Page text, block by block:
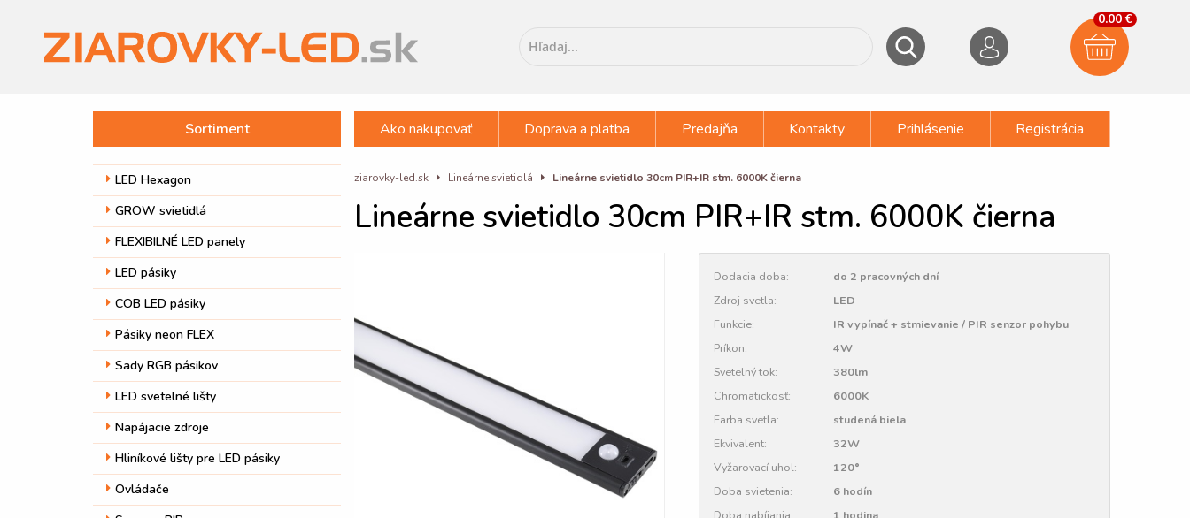
0.00 €
Sortiment
LED Hexagon
GROW svietidlá
FLEXIBILNÉ LED panely
LED pásiky
COB LED pásiky
Pásiky neon FLEX
Sady RGB pásikov
LED svetelné lišty
Napájacie zdroje
Hliníkové lišty pre LED pásiky
Ovládače
Ako nakupovať Doprava a platba Predajňa Kontakty Prihlásenie Registrácia
ziarovky-led.sk Lineárne svietidlá Lineárne svietidlo 30cm PIR+IR stm. 6000K čierna
Lineárne svietidlo 30cm PIR+IR stm. 6000K čierna
Dodacia doba:
do 2 pracovných dní
Zdroj svetla:
LED
Funkcie:
IR vypínač + stmievanie / PIR senzor pohybu
Príkon:
4W
Svetelný tok:
380lm
Chromatickosť:
6000K
Farba svetla:
studená biela
Ekvivalent:
32W
Vyžarovací uhol:
120°
Doba svietenia:
6 hodín
Doba nabíjania:
1 hodina